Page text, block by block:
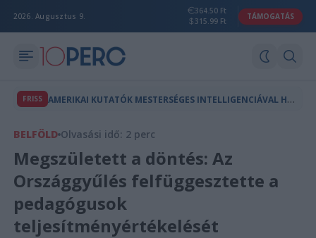
2026. Augusztus 9.
364.50 Ft
315.99 Ft
TÁMOGATÁS
FRISS A
MERIKAI KUTATÓK MESTERSÉGES INTELLIGENCIÁVAL HOZTAK LÉTRE A TERMÉSZETBEN NEM LÉTEZŐ VÍRUSOKAT
BELFÖLD Olvasási idő: 2 perc
Megszületett a döntés: Az
Országgyűlés felfüggesztette a
pedagógusok
teljesítményértékelését